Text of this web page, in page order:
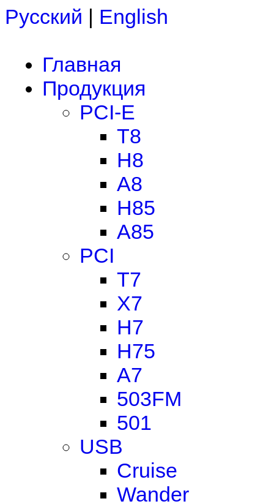
Русский | English
Главная
Продукция
PCI-E
T8
H8
A8
H85
A85
PCI
T7
X7
H7
H75
A7
503FM
501
USB
Cruise
Wander